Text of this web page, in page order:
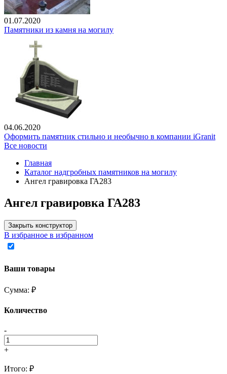
01.07.2020
Памятники из камня на могилу
04.06.2020
Оформить памятник стильно и необычно в компании iGranit
Все новости
Главная
Каталог надгробных памятников на могилу
Ангел гравировка ГА283
Ангел гравировка ГА283
Закрыть конструктор
В избранное в избранном
Ваши товары
Сумма: ₽
Количество
-
+
Итого: ₽